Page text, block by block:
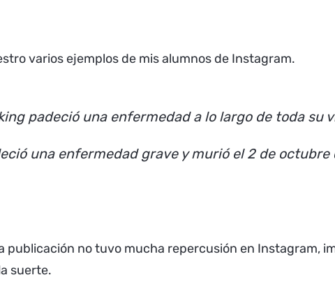
varios ejemplos de mis alumnos de Instagram.
padeció una enfermedad a lo largo de toda su
una enfermedad grave y murió el 2 de octubre
publicación no tuvo mucha repercusión en Instagram,
suerte.